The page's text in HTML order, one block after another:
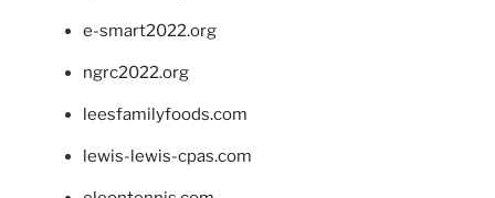
e-smart2022.org
ngrc2022.org
leesfamilyfoods.com
lewis-lewis-cpas.com